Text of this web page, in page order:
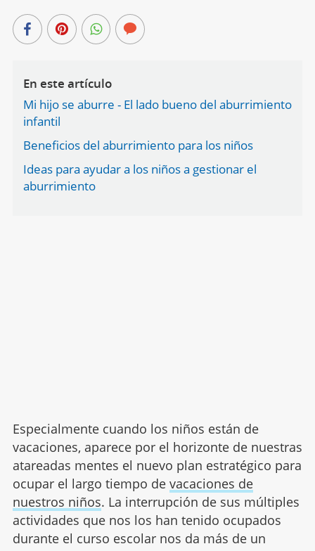
En este artículo
Mi hijo se aburre - El lado bueno del aburrimiento
infantil
Beneficios del aburrimiento para los niños
Ideas para ayudar a los niños a gestionar el
aburrimiento
Especialmente cuando los niños están de
vacaciones, aparece por el horizonte de nuestras
atareadas mentes el nuevo plan estratégico para
ocupar el largo tiempo de vacaciones de
nuestros niños. La interrupción de sus múltiples
actividades que nos los han tenido ocupados
durante el curso escolar nos da más de un